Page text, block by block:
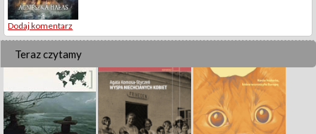
Dodaj komentarz
Teraz czytamy